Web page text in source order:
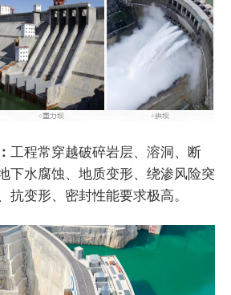
工程常穿越破碎岩层、溶洞、断
下水腐蚀、地质变形、绕渗风险突
抗变形、密封性能要求极高。